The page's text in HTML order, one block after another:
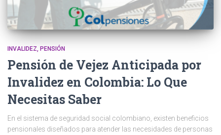
INVALIDEZ PENSIÓN
Pensión de Vejez Anticipada por
Invalidez en Colombia: Lo Que
Necesitas Saber
En el sistema de seguridad social colombiano, existen beneficios
pensionales diseñados para atender las necesidades de personas